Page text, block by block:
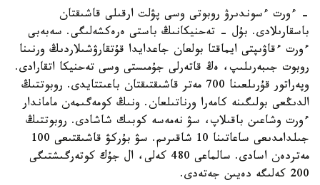
- ءورت ءسوندىرۋ روبوتى وسى پۋلت ارقىلى قاشىقتان
باسقارىلادى. بۇل - تەحنيكانىڭ باستى ەرەكشەلىگى. سەبەبى
ءورت ءقاۋىپتى ايماقتا بولعان جاعدايدا قۇتقارۋشىلاردىڭ ورنىنا
روبوت جىبەرىلىپ، ەڭ قاتەرلى جۇمىستى وسى تەحنيكا اتقارادى.
وپەراتور قۇرىلعىنا 700 مەتر قاشىقتىقتان باعىتتايدى. روبوتتىڭ
الدىڭعى بولىگىنە كامەرا ورناتىلعان. ونىڭ كومەگىمەن ماماندار
ءورت وشاعىن باقىلاپ، سۋ نەمەسە كوبىك شاشادى. روبوتتىڭ
جىلدامدىعى ساعاتىنا 10 شاقىرىم. سۋ بۇركۋ قاشىقتىعى 100
مەتردەن اسادى. سالماعى 480 كەلى، ال جۇك كوتەرگىشتىگى
200 كەلىگە دەيىن جەتەدى.